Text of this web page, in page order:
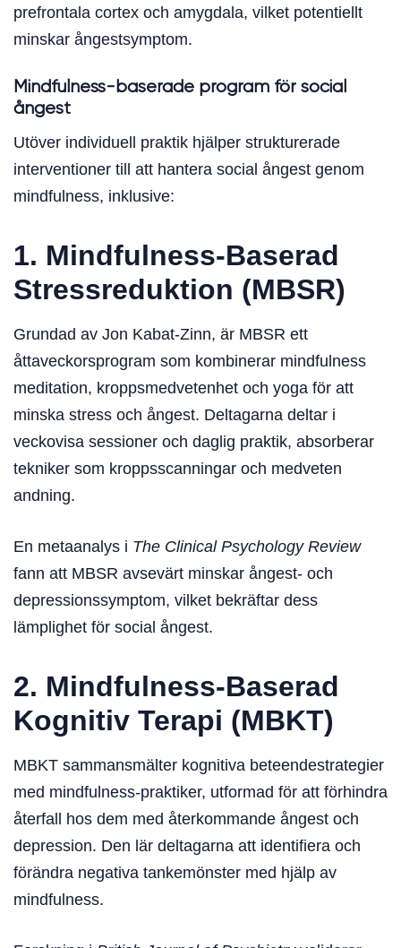
prefrontala cortex och amygdala, vilket potentiellt
minskar ångestsymptom.
Mindfulness-baserade program för social
ångest
Utöver individuell praktik hjälper strukturerade
interventioner till att hantera social ångest genom
mindfulness, inklusive:
1. Mindfulness-Baserad
Stressreduktion (MBSR)
Grundad av Jon Kabat-Zinn, är MBSR ett
åttaveckorsprogram som kombinerar mindfulness
meditation, kroppsmedvetenhet och yoga för att
minska stress och ångest. Deltagarna deltar i
veckovisa sessioner och daglig praktik, absorberar
tekniker som kroppsscanningar och medveten
andning.
En metaanalys i The Clinical Psychology Review
fann att MBSR avsevärt minskar ångest- och
depressionssymptom, vilket bekräftar dess
lämplighet för social ångest.
2. Mindfulness-Baserad
Kognitiv Terapi (MBKT)
MBKT sammansmälter kognitiva beteendestrategier
med mindfulness-praktiker, utformad för att förhindra
återfall hos dem med återkommande ångest och
depression. Den lär deltagarna att identifiera och
förändra negativa tankemönster med hjälp av
mindfulness.